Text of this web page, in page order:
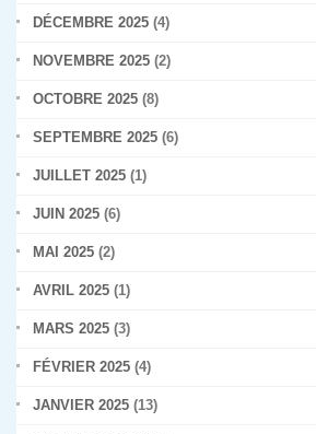
DÉCEMBRE 2025 (4)
NOVEMBRE 2025 (2)
OCTOBRE 2025 (8)
SEPTEMBRE 2025 (6)
JUILLET 2025 (1)
JUIN 2025 (6)
MAI 2025 (2)
AVRIL 2025 (1)
MARS 2025 (3)
FÉVRIER 2025 (4)
JANVIER 2025 (13)